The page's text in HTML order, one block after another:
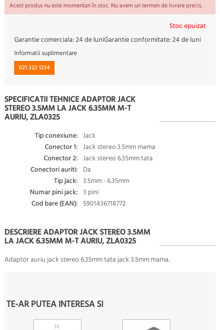
Acest produs nu este momentan în stoc. Nu avem un termen de livrare precis.
Stoc epuizat
Garantie comerciala:24 de luniGarantie conformitate:24 de luni
Informatii suplimentare
021 322 1234
SPECIFICATII TEHNICE ADAPTOR JACK
STEREO 3.5MM LA JACK 6.35MM M-T
AURIU, ZLA0325
Tip conexiune: Jack
Conector 1: Jack stereo 3.5mm mama
Conector 2: Jack stereo 6.35mm tata
Conectori auriti: Da
Tip jack: 3.5mm - 6.35mm
Numar pini jack: 3 pini
Cod bare (EAN): 5901436718772
DESCRIERE ADAPTOR JACK STEREO 3.5MM
LA JACK 6.35MM M-T AURIU, ZLA0325
Adaptor auriu jack stereo 6.35mm tata jack 3.5mm mama.
TE-AR PUTEA INTERESA SI